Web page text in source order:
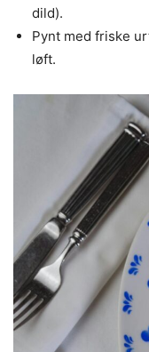
dild).
Pynt med friske
løft.